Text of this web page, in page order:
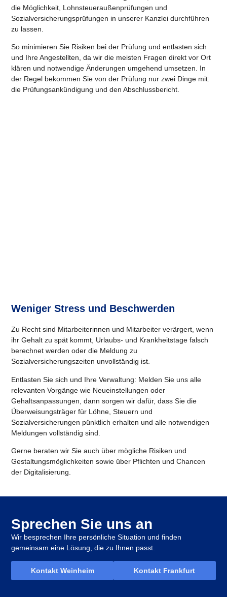
die Möglichkeit, Lohnsteueraußenprüfungen und
Sozialversicherungsprüfungen in unserer Kanzlei durchführen
zu lassen.
So minimieren Sie Risiken bei der Prüfung und entlasten sich
und Ihre Angestellten, da wir die meisten Fragen direkt vor Ort
klären und notwendige Änderungen umgehend umsetzen. In
der Regel bekommen Sie von der Prüfung nur zwei Dinge mit:
die Prüfungsankündigung und den Abschlussbericht.
Weniger Stress und Beschwerden
Zu Recht sind Mitarbeiterinnen und Mitarbeiter verärgert, wenn
ihr Gehalt zu spät kommt, Urlaubs- und Krankheitstage falsch
berechnet werden oder die Meldung zu
Sozialversicherungszeiten unvollständig ist.
Entlasten Sie sich und Ihre Verwaltung: Melden Sie uns alle
relevanten Vorgänge wie Neueinstellungen oder
Gehaltsanpassungen, dann sorgen wir dafür, dass Sie die
Überweisungsträger für Löhne, Steuern und
Sozialversicherungen pünktlich erhalten und alle notwendigen
Meldungen vollständig sind.
Gerne beraten wir Sie auch über mögliche Risiken und
Gestaltungsmöglichkeiten sowie über Pflichten und Chancen
der Digitalisierung.
Sprechen Sie uns an
Wir besprechen Ihre persönliche Situation und finden
gemeinsam eine Lösung, die zu Ihnen passt.
Kontakt Weinheim Kontakt Frankfurt